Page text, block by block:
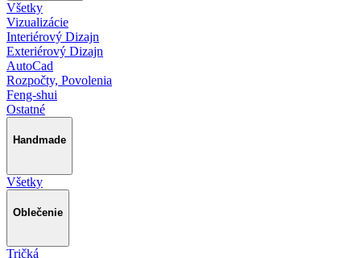
Všetky
Vizualizácie
Interiérový Dizajn
Exteriérový Dizajn
AutoCad
Rozpočty, Povolenia
Feng-shui
Ostatné
Handmade
Všetky
Oblečenie
Tričká